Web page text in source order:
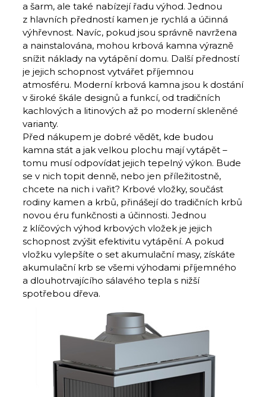
a šarm, ale také nabízejí řadu výhod. Jednou
z hlavních předností kamen je rychlá a účinná
výhřevnost. Navíc, pokud jsou správně navržena
a nainstalována, mohou krbová kamna výrazně
snížit náklady na vytápění domu. Další předností
je jejich schopnost vytvářet příjemnou
atmosféru. Moderní krbová kamna jsou k dostání
v široké škále designů a funkcí, od tradičních
kachlových a litinových až po moderní skleněné
varianty.
Před nákupem je dobré vědět, kde budou
kamna stát a jak velkou plochu mají vytápět –
tomu musí odpovídat jejich tepelný výkon. Bude
se v nich topit denně, nebo jen příležitostně,
chcete na nich i vařit? Krbové vložky, součást
rodiny kamen a krbů, přinášejí do tradičních krbů
novou éru funkčnosti a účinnosti. Jednou
z klíčových výhod krbových vložek je jejich
schopnost zvýšit efektivitu vytápění. A pokud
vložku vylepšíte o set akumulační masy, získáte
akumulační krb se všemi výhodami příjemného
a dlouhotrvajícího sálavého tepla s nižší
spotřebou dřeva.